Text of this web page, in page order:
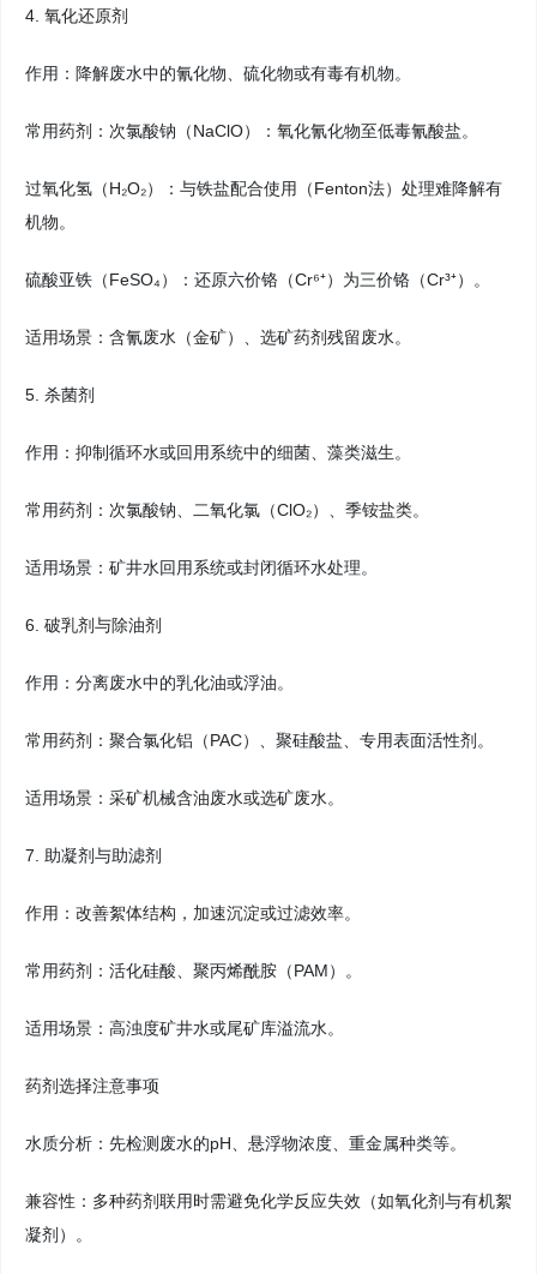
4. 氧化还原剂
作用：降解废水中的氰化物、硫化物或有毒有机物。
常用药剂：次氯酸钠（NaClO）：氧化氰化物至低毒氰酸盐。
过氧化氢（H₂O₂）：与铁盐配合使用（Fenton法）处理难降解有
机物。
硫酸亚铁（FeSO₄）：还原六价铬（Cr⁶⁺）为三价铬（Cr³⁺）。
适用场景：含氰废水（金矿）、选矿药剂残留废水。
5. 杀菌剂
作用：抑制循环水或回用系统中的细菌、藻类滋生。
常用药剂：次氯酸钠、二氧化氯（ClO₂）、季铵盐类。
适用场景：矿井水回用系统或封闭循环水处理。
6. 破乳剂与除油剂
作用：分离废水中的乳化油或浮油。
常用药剂：聚合氯化铝（PAC）、聚硅酸盐、专用表面活性剂。
适用场景：采矿机械含油废水或选矿废水。
7. 助凝剂与助滤剂
作用：改善絮体结构，加速沉淀或过滤效率。
常用药剂：活化硅酸、聚丙烯酰胺（PAM）。
适用场景：高浊度矿井水或尾矿库溢流水。
药剂选择注意事项
水质分析：先检测废水的pH、悬浮物浓度、重金属种类等。
兼容性：多种药剂联用时需避免化学反应失效（如氧化剂与有机絮
凝剂）。